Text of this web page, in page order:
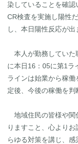
染していることを確
CR検査を実施し陽性
し、本日陽性反応が出
本人が勤務していた
に本日16：05に第1ラ
ラインは始業から稼
定後、今後の稼働を判
地域住民の皆様や関
りますこと、心より
らゆる対策を講じ、